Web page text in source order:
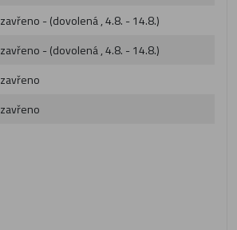
zavřeno - (dovolená , 4.8. - 14.8.)
zavřeno - (dovolená , 4.8. - 14.8.)
zavřeno
zavřeno